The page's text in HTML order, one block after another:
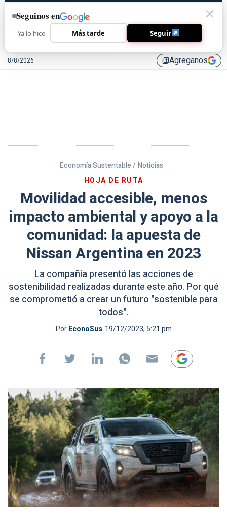
8/8/2026 library_addAgreganos
Economía Sustentable / Noticias
HOJA DE RUTA
Movilidad accesible, menos
impacto ambiental y apoyo a la
comunidad: la apuesta de
Nissan Argentina en 2023
La compañía presentó las acciones de
sostenibilidad realizadas durante este año. Por qué
se comprometió a crear un futuro "sostenible para
todos".
PorEconoSus 19/12/2023, 5:21 pm
Seguinos en
Ya lo hice Más tarde Seguir